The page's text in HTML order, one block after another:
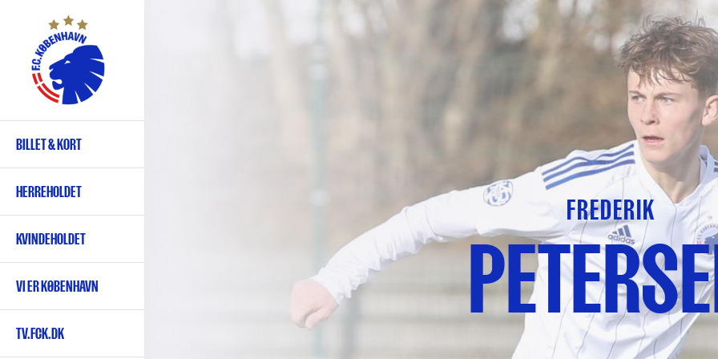
hovedindhold
Primær
navigation
BILLET & KORT
HERREHOLDET
KVINDEHOLDET
VI ER KØBENHAVN
TV.FCK.DK
FREDERIK